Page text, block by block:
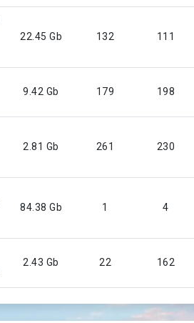
22.45 Gb 132 111
9.42 Gb 179 198
2.81 Gb 261 230
84.38 Gb 1 4
2.43 Gb 22 162